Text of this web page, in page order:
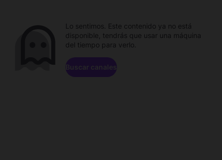
Lo sentimos. Este contenido ya no está
disponible, tendrás que usar una máquina
del tiempo para verlo.
Buscar canales